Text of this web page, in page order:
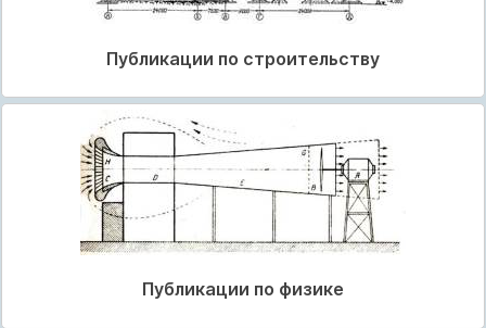
Публикации по строительству
Публикации по физике